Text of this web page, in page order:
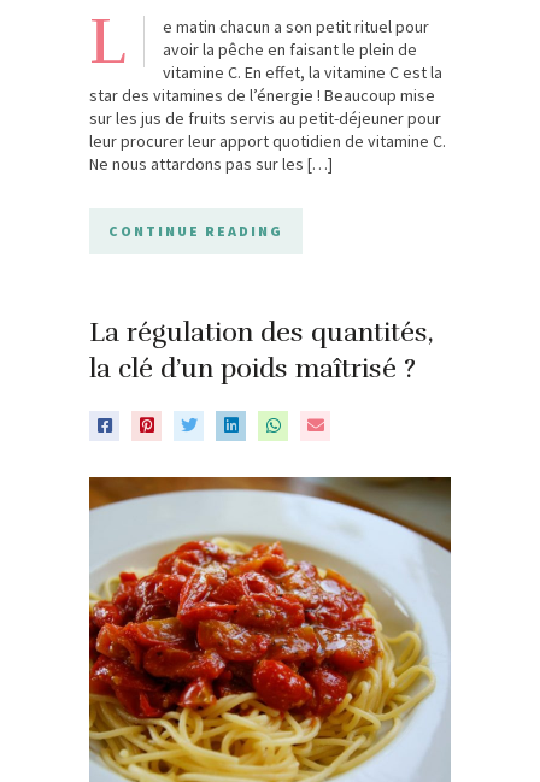
L
e matin chacun a son petit rituel pour
avoir la pêche en faisant le plein de
vitamine C. En effet, la vitamine C est la
star des vitamines de l’énergie ! Beaucoup mise
sur les jus de fruits servis au petit-déjeuner pour
leur procurer leur apport quotidien de vitamine C.
Ne nous attardons pas sur les […]
CONTINUE READING
La régulation des quantités,
la clé d’un poids maîtrisé ?